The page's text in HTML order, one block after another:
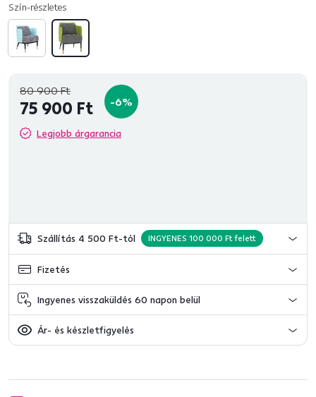
Szín-részletes
80 900 Ft
75 900 Ft -6%
Legjobb árgarancia
Szállítás 4 500 Ft-tól INGYENES 100 000 Ft felett
Fizetés
Ingyenes visszaküldés 60 napon belül
Ár- és készletfigyelés